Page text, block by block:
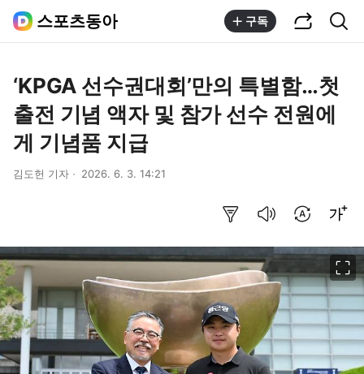
스포츠동아 구독
‘KPGA 선수권대회’만의 특별함…첫
출전 기념 액자 및 참가 선수 전원에
게 기념품 지급
김도헌 기자 2026. 6. 3. 14:21